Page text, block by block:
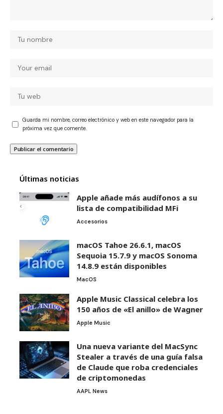
Guarda mi nombre, correo electrónico y web en este navegador para la
próxima vez que comente.
Últimas noticias
Apple añade más audífonos a su
lista de compatibilidad MFi
Accesorios
macOS Tahoe 26.6.1, macOS
Sequoia 15.7.9 y macOS Sonoma
14.8.9 están disponibles
MacOS
Apple Music Classical celebra los
150 años de «El anillo» de Wagner
Apple Music
Una nueva variante del MacSync
Stealer a través de una guía falsa
de Claude que roba credenciales
de criptomonedas
AAPL News